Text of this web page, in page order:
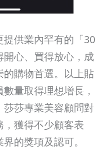
供業內罕有的「30
心、買得放心，成
購物首選。以上貼
量取得理想增長，
莎專業美容顧問對
獲得不少顧客表
的獎項及認可。